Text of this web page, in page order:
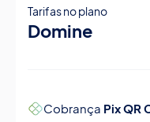
Tarifas no plano
Domine
Cobrança Pix QR